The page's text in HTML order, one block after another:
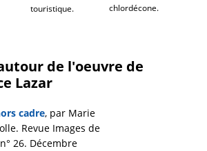
touristique.
chlordécone.
de l'oeuvre de
Lazar
cadre, par Marie
Revue Images de
26. Décembre